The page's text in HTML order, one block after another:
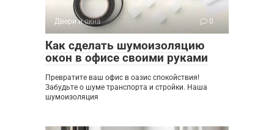
Двери и окна 0
Как сделать шумоизоляцию
окон в офисе своими руками
Превратите ваш офис в оазис спокойствия!
Забудьте о шуме транспорта и стройки. Наша
шумоизоляция